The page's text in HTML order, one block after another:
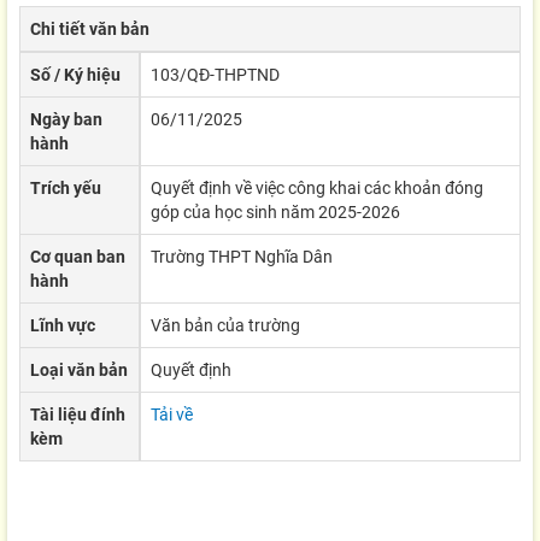
Chi tiết văn bản
Số / Ký hiệu 103/QĐ-THPTND
Ngày ban
hành
06/11/2025
Trích yếu
Quyết định về việc công khai các khoản đóng
góp của học sinh năm 2025-2026
Cơ quan ban
hành
Trường THPT Nghĩa Dân
Lĩnh vực Văn bản của trường
Loại văn bản Quyết định
Tài liệu đính
kèm
Tải về